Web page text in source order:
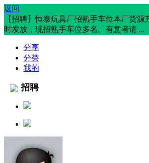
返回
【招聘】恒泰玩具厂招熟手车位本厂货源
时发放，现招熟手车位多名。有意者请 ...
分享
分类
我的
招聘